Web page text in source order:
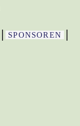
SPONSOREN